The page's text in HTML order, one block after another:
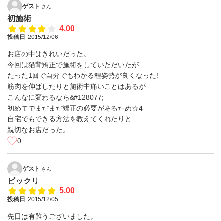
ゲスト さん
初施術
4.00
投稿日 2015/12/06
お店の中はきれいだった。
今回は猫背矯正で施術をしていただいたが
たった1回で自分でもわかる程姿勢が良くなった!
筋肉を伸ばしたりと施術中痛いことはあるが
こんなに変わるなら&#128077;
初めてでまだまだ矯正の必要があるため☆4
自宅でもできる方法を教えてくれたりと
親切なお店だった。
0
ゲスト さん
ビックリ
5.00
投稿日 2015/12/05
先日は有難うございました。